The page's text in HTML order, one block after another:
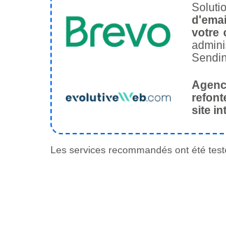
votre
site
Les services recommandés ont été